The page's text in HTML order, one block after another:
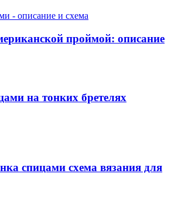
проймой: описание
на тонких бретелях
спицами схема вязания для